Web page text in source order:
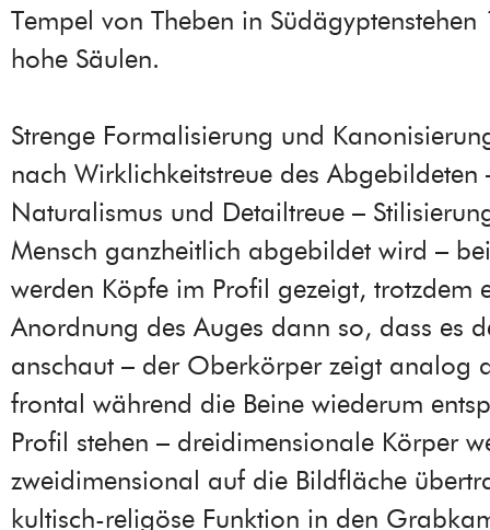
Tempel von Theben in Südägyptenstehen
hohe Säulen.
Strenge Formalisierung und
nach Wirklichkeitstreue des Abgebildeten
Naturalismus und Detailtreue –
Mensch ganzheitlich abgebildet wird –
werden Köpfe im Profil gezeigt, trotzdem
Anordnung des Auges dann so, dass es
anschaut – der Oberkörper zeigt analog
frontal während die Beine wiederum
Profil stehen – dreidimensionale Körper
zweidimensional auf die Bildfläche
kultisch-religöse Funktion in den